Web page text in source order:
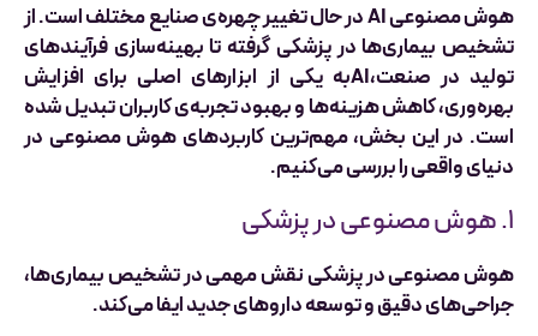
هوش مصنوعی AI در حال تغییر چهره‌ی صنایع مختلف است. از
تشخیص بیماری‌ها در پزشکی گرفته تا بهینه‌سازی فرآیندهای
تولید در صنعت،AIبه یکی از ابزارهای اصلی برای افزایش
بهره‌وری، کاهش هزینه‌ها و بهبود تجربه‌ی کاربران تبدیل شده
است. در این بخش، مهم‌ترین کاربردهای هوش مصنوعی در
دنیای واقعی را بررسی می‌کنیم.
هوش مصنوعی در پزشکی نقش مهمی در تشخیص بیماری‌ها،
جراحی‌های دقیق و توسعه داروهای جدید ایفا می‌کند.